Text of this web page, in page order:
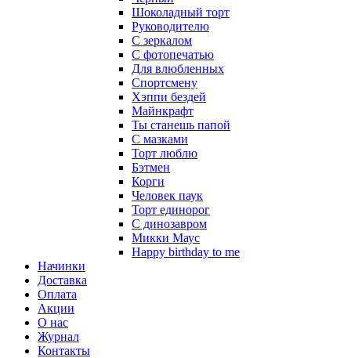
Шоколадный торт
Руководителю
С зеркалом
С фотопечатью
Для влюбленных
Спортсмену
Хэппи бездей
Майнкрафт
Ты станешь папой
С мазками
Торт люблю
Бэтмен
Корги
Человек паук
Торт единорог
С динозавром
Микки Маус
Happy birthday to me
Начинки
Доставка
Оплата
Акции
О нас
Журнал
Контакты